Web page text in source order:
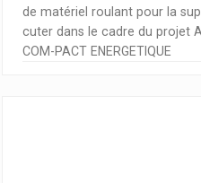
de matériel roulant pour la
cuter dans le cadre du projet
COM-PACT ENERGETIQUE